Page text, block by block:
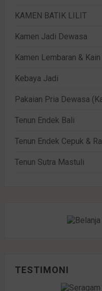
KAMEN BATIK LILIT
Kamen Jadi Dewasa
Kamen Lembaran &
Kebaya Jadi
Pakaian Pria Dewasa
Tenun Endek Bali
Tenun Endek Cepuk &
Tenun Sutra Mastuli
TESTIMONI